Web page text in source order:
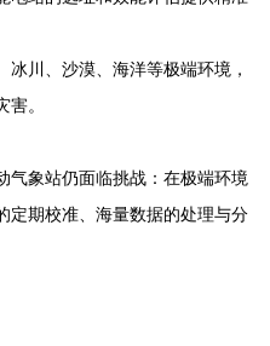
冰川、沙漠、海洋等极端环境，
。
气象站仍面临挑战：在极端环境
定期校准、海量数据的处理与分